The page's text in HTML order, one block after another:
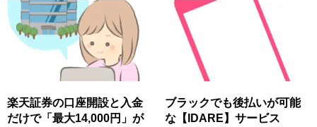
楽天証券の口座開設と入金
だけで「最大14,000円」が
ブラックでも後払いが可能
な【IDARE】サービス